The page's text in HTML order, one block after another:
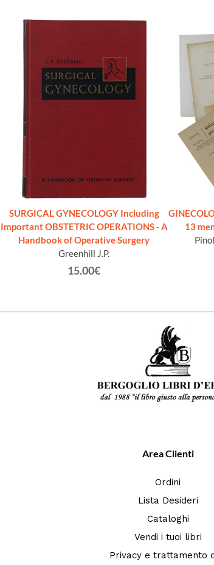
SURGICAL GYNECOLOGY Including
Important OBSTETRIC OPERATIONS - A
Handbook of Operative Surgery
Greenhill J.P.
15.00€
13
Area Clienti
Ordini
Lista Desideri
Cataloghi
Vendi i tuoi libri
Privacy e trattamento